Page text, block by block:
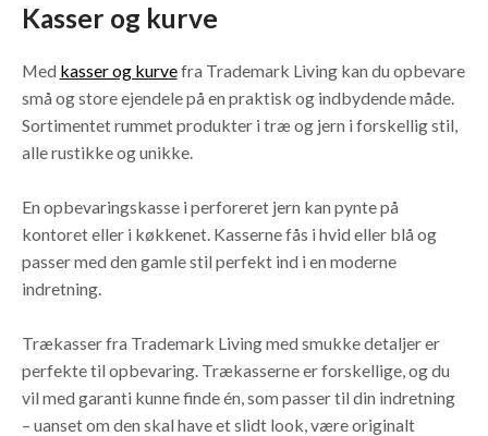
Kasser og kurve
Med kasser og kurvefra Trademark Living kan du opbevare
små og store ejendele på en praktisk og indbydende måde.
Sortimentet rummet produkter i træ og jern i forskellig stil,
alle rustikke og unikke.
En opbevaringskasse i perforeret jern kan pynte på
kontoret eller i køkkenet. Kasserne fås i hvid eller blå og
passer med den gamle stil perfekt ind i en moderne
indretning.
Trækasser fra Trademark Living med smukke detaljer er
perfekte til opbevaring. Trækasserne er forskellige, og du
vil med garanti kunne finde én, som passer til din indretning
– uanset om den skal have et slidt look, være originalt